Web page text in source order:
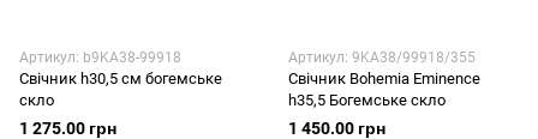
Артикул: b9KA38-99918
Свічник h30,5 см богемське
скло
1 275.00 грн
Артикул: 9KA38/99918/355
Свічник Bohemia Eminence
h35,5 Богемське скло
1 450.00 грн